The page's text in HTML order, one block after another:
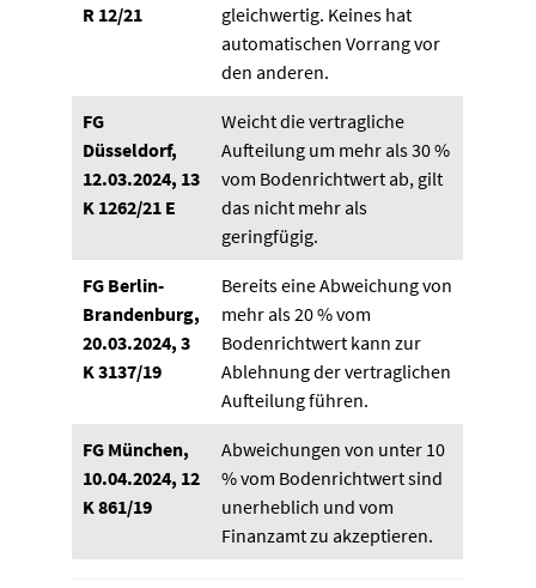
R 12/21
gleichwertig. Keines hat
automatischen Vorrang vor
den anderen.
FG
Düsseldorf,
12.03.2024, 13
K 1262/21 E
Weicht die vertragliche
Aufteilung um mehr als 30 %
vom Bodenrichtwert ab, gilt
das nicht mehr als
geringfügig.
FG Berlin-
Brandenburg,
20.03.2024, 3
K 3137/19
Bereits eine Abweichung von
mehr als 20 % vom
Bodenrichtwert kann zur
Ablehnung der vertraglichen
Aufteilung führen.
FG München,
10.04.2024, 12
K 861/19
Abweichungen von unter 10
% vom Bodenrichtwert sind
unerheblich und vom
Finanzamt zu akzeptieren.